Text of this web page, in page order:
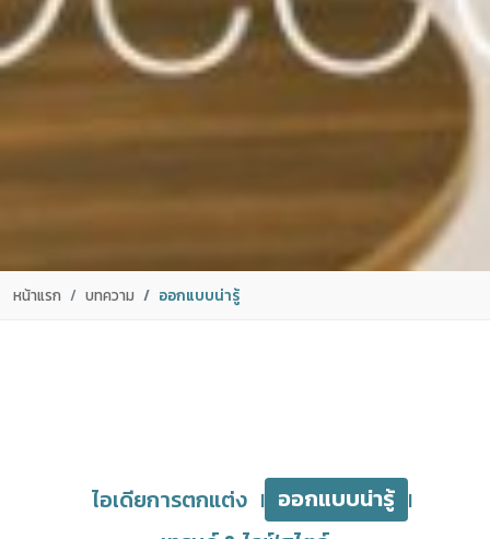
หน้าแรก บทความ ออกแบบน่ารู้
ไอเดียการตกแต่ง | ออกแบบน่ารู้ |